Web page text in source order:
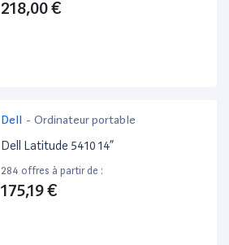
218,00 €
Dell - Ordinateur portable
Dell Latitude 5410 14”
284 offres à partir de :
175,19 €